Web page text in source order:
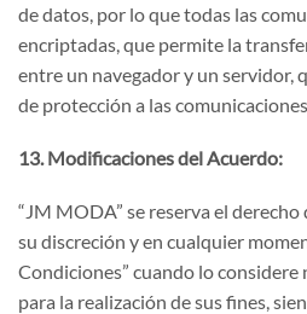
de datos, por lo que todas las
encriptadas, que permite la
entre un navegador y un servidor,
de protección a las
13. Modificaciones del Acuerdo:
“JM MODA” se reserva el
su discreción y en cualquier
Condiciones” cuando lo
para la realización de sus fines,